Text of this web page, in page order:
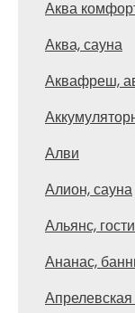
Аква
Аква, сауна
Аквафреш,
Алви
Алион, сауна
Альянс,
Ананас,